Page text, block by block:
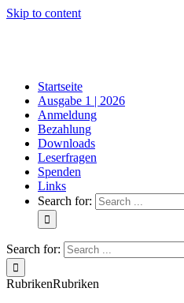
Skip to content
Startseite
Ausgabe 1 | 2026
Anmeldung
Bezahlung
Downloads
Leserfragen
Spenden
Links
Search for:
Search for:
RubrikenRubriken